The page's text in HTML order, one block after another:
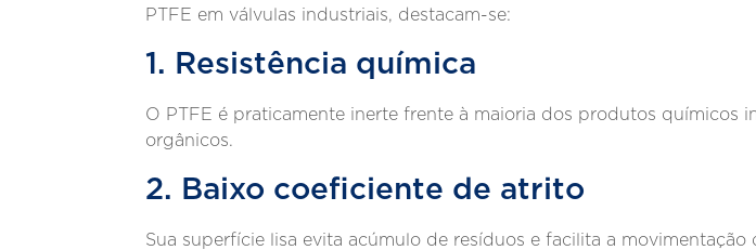
PTFE em válvulas industriais, destacam-se:
1. Resistência química
O PTFE é praticamente inerte frente à maioria dos produtos químicos
orgânicos.
2. Baixo coeficiente de atrito
Sua superfície lisa evita acúmulo de resíduos e facilita a